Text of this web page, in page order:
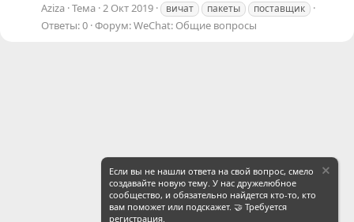
Aziza Тема 2 Окт 2019 вичат пакеты поставщик
Ответы: 0 Форум:WeChat: Общие вопросы
Если вы не нашли ответа на свой вопрос, смело
создавайте новую тему. У нас дружелюбное
сообщество, и обязательно найдется кто-то, кто
вам поможет или подскажет. 🤝 Требуется
регистрация.